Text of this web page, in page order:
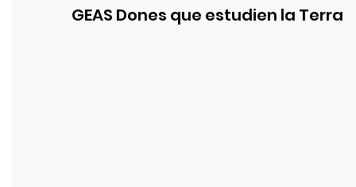
GEAS Dones que estudien la Terra